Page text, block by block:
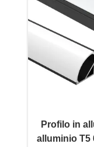
Profilo in
alluminio T5